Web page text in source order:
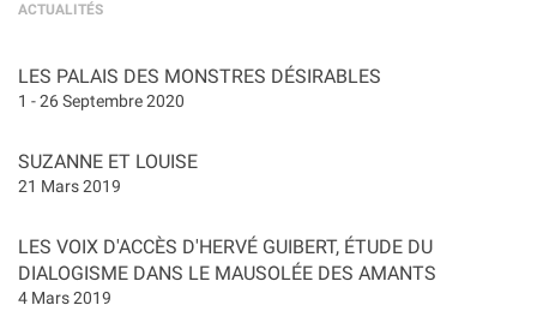
ACTUALITÉS
LES PALAIS DES MONSTRES DÉSIRABLES
1 - 26 Septembre 2020
SUZANNE ET LOUISE
21 Mars 2019
LES VOIX D'ACCÈS D'HERVÉ GUIBERT, ÉTUDE DU
DIALOGISME DANS LE MAUSOLÉE DES AMANTS
4 Mars 2019